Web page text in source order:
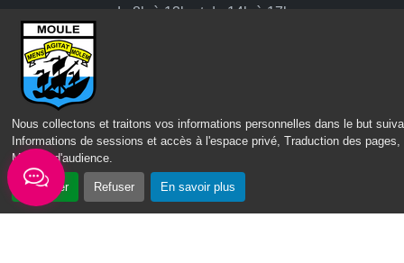
Nous collectons et traitons vos informations personnelles dans le but
Informations de sessions et accès à l'espace privé, Traduction des pages,
Mesure d'audience.
Accepter Refuser En savoir plus
de 8h à 13h et de 14h à 17h
Communauté d’agglomération du Nord Grande-Terre
Nos sites
Portail des Médiathèques Nord Guadeloupe